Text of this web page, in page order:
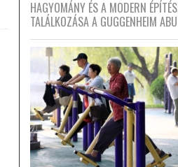
HAGYOMÁNY ÉS A MODERN
TALÁLKOZÁSA A GUGGENHEIM